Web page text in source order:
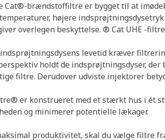
Cat®-brændstoffiltre er bygget til at
højere
overlegen beskyttelse. ® Cat UHE -
levetid kræver
holdt de indsprøjtningsdyser,
filtre. Derudover udviste injektorer
er konstrueret med et stærkt hus i ét
og minimerer potentielle lækager.
produktivitet, skal du vælge filtre